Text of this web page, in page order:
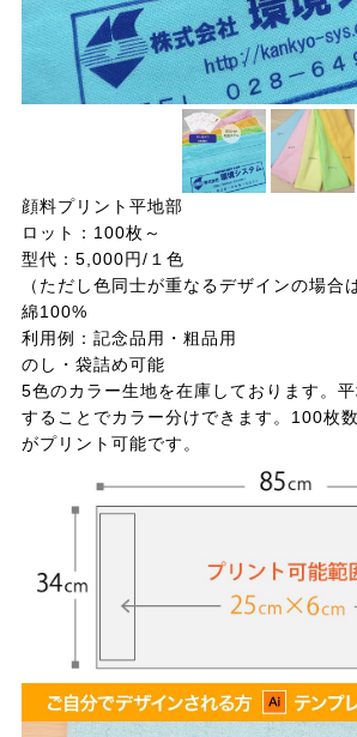
顔料プリント平地部
ロット：100枚～
型代：5,000円/１色
（ただし色同士が重なるデザインの場合
綿100%
利用例：記念品用・粗品用
のし・袋詰め可能
5色のカラー生地を在庫しております。
することでカラー分けできます。100枚
がプリント可能です。